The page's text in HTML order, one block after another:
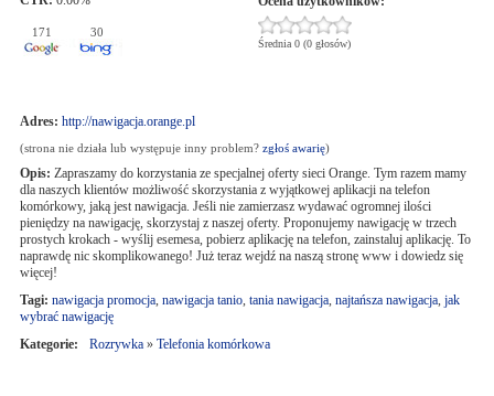
171 30
Średnia 0 (0 głosów)
Adres: http://nawigacja.orange.pl
(strona nie działa lub występuje inny problem? zgłoś awarię)
Opis: Zapraszamy do korzystania ze specjalnej oferty sieci Orange. Tym razem mamy
dla naszych klientów możliwość skorzystania z wyjątkowej aplikacji na telefon
komórkowy, jaką jest nawigacja. Jeśli nie zamierzasz wydawać ogromnej ilości
pieniędzy na nawigację, skorzystaj z naszej oferty. Proponujemy nawigację w trzech
prostych krokach - wyślij esemesa, pobierz aplikację na telefon, zainstaluj aplikację. To
naprawdę nic skomplikowanego! Już teraz wejdź na naszą stronę www i dowiedz się
więcej!
Tagi: nawigacja promocja, nawigacja tanio, tania nawigacja, najtańsza nawigacja, jak
wybrać nawigację
Kategorie:
Rozrywka» Telefonia komórkowa